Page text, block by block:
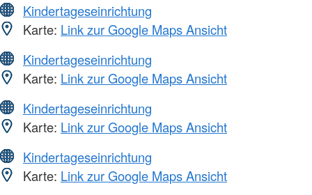
Kindertageseinrichtung
Karte: Link zur Google Maps Ansicht
Kindertageseinrichtung
Karte: Link zur Google Maps Ansicht
Kindertageseinrichtung
Karte: Link zur Google Maps Ansicht
Kindertageseinrichtung
Karte: Link zur Google Maps Ansicht